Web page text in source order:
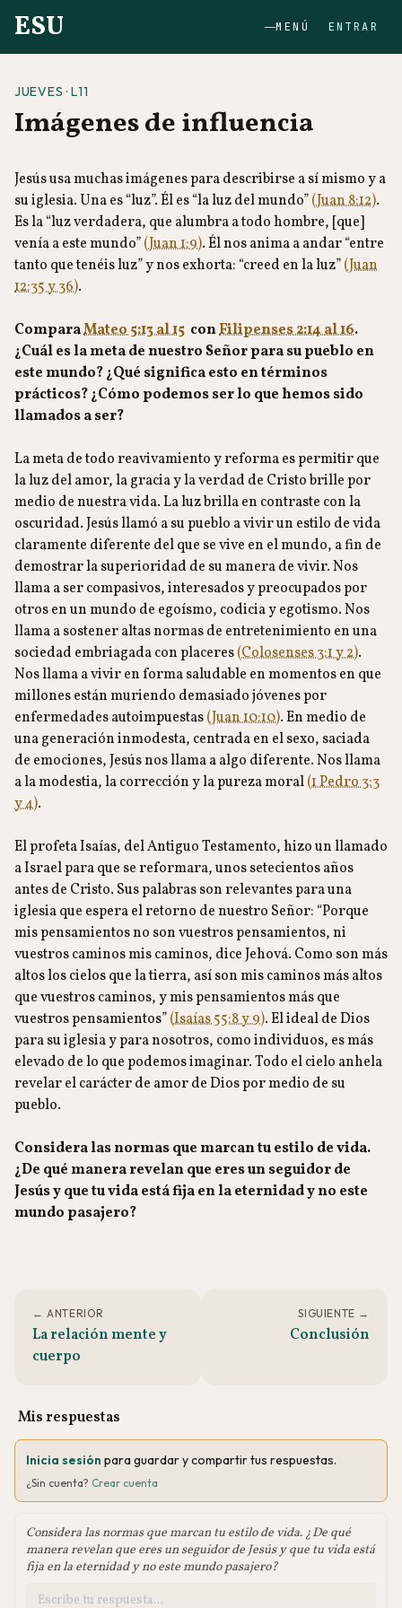
ESU MENÚ ENTRAR
JUEVES · L11
Imágenes de influencia
Jesús usa muchas imágenes para describirse a sí mismo y a
su iglesia. Una es “luz”. Él es “la luz del mundo”(Juan 8:12).
Es la “luz verdadera, que alumbra a todo hombre, [que]
venía a este mundo”(Juan 1:9). Él nos anima a andar “entre
tanto que tenéis luz” y nos exhorta: “creed en la luz”(Juan
12:35 y 36).
ComparaMateo 5:13 al 15 conFilipenses 2:14 al 16.
¿Cuál es la meta de nuestro Señor para su pueblo en
este mundo? ¿Qué significa esto en términos
prácticos? ¿Cómo podemos ser lo que hemos sido
llamados a ser?
La meta de todo reavivamiento y reforma es permitir que
la luz del amor, la gracia y la verdad de Cristo brille por
medio de nuestra vida. La luz brilla en contraste con la
oscuridad. Jesús llamó a su pueblo a vivir un estilo de vida
claramente diferente del que se vive en el mundo, a fin de
demostrar la superioridad de su manera de vivir. Nos
llama a ser compasivos, interesados y preocupados por
otros en un mundo de egoísmo, codicia y egotismo. Nos
llama a sostener altas normas de entretenimiento en una
sociedad embriagada con placeres(Colosenses 3:1 y 2).
Nos llama a vivir en forma saludable en momentos en que
millones están muriendo demasiado jóvenes por
enfermedades autoimpuestas(Juan 10:10). En medio de
una generación inmodesta, centrada en el sexo, saciada
de emociones, Jesús nos llama a algo diferente. Nos llama
a la modestia, la corrección y la pureza moral(1 Pedro 3:3
y 4).
El profeta Isaías, del Antiguo Testamento, hizo un llamado
a Israel para que se reformara, unos setecientos años
antes de Cristo. Sus palabras son relevantes para una
iglesia que espera el retorno de nuestro Señor: “Porque
mis pensamientos no son vuestros pensamientos, ni
vuestros caminos mis caminos, dice Jehová. Como son más
altos los cielos que la tierra, así son mis caminos más altos
que vuestros caminos, y mis pensamientos más que
vuestros pensamientos”(Isaías 55:8 y 9). El ideal de Dios
para su iglesia y para nosotros, como individuos, es más
elevado de lo que podemos imaginar. Todo el cielo anhela
revelar el carácter de amor de Dios por medio de su
pueblo.
Considera las normas que marcan tu estilo de vida.
¿De qué manera revelan que eres un seguidor de
Jesús y que tu vida está fija en la eternidad y no este
mundo pasajero?
← ANTERIOR
La relación mente y
cuerpo
SIGUIENTE →
Conclusión
Mis respuestas
Inicia sesión para guardar y compartir tus respuestas.
¿Sin cuenta? Crear cuenta
Considera las normas que marcan tu estilo de vida. ¿De qué
manera revelan que eres un seguidor de Jesús y que tu vida está
fija en la eternidad y no este mundo pasajero?